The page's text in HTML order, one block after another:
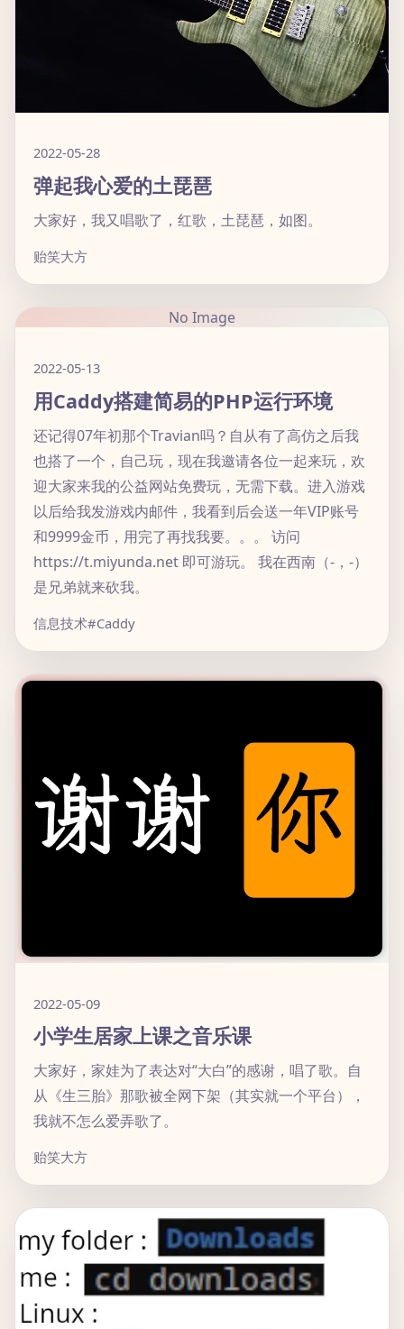
2022-05-28
弹起我心爱的土琵琶
大家好，我又唱歌了，红歌，土琵琶，如图。
贻笑大方
No Image
2022-05-13
用Caddy搭建简易的PHP运行环境
还记得07年初那个Travian吗？自从有了高仿之后我
也搭了一个，自己玩，现在我邀请各位一起来玩，欢
迎大家来我的公益网站免费玩，无需下载。进入游戏
以后给我发游戏内邮件，我看到后会送一年VIP账号
和9999金币，用完了再找我要。。。 访问
https://t.miyunda.net 即可游玩。 我在西南（-，-）
是兄弟就来砍我。
信息技术#Caddy
2022-05-09
小学生居家上课之音乐课
大家好，家娃为了表达对“大白”的感谢，唱了歌。自
从《生三胎》那歌被全网下架（其实就一个平台），
我就不怎么爱弄歌了。
贻笑大方